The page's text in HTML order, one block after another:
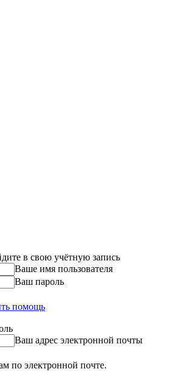
в свою учётную запись
Ваше имя пользователя
Ваш пароль
помощь
Ваш адрес электронной почты
по электронной почте.